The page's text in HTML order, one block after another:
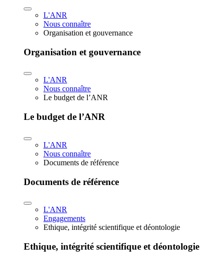
L'ANR
Nous connaître
Organisation et gouvernance
Organisation et gouvernance
L'ANR
Nous connaître
Le budget de l’ANR
Le budget de l’ANR
L'ANR
Nous connaître
Documents de référence
Documents de référence
L'ANR
Engagements
Ethique, intégrité scientifique et déontologie
Ethique, intégrité scientifique et déontologie